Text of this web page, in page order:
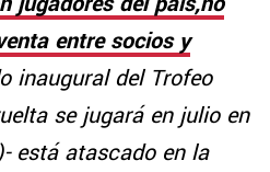
entre socios y
inaugural del Trofeo
se jugará en julio en
está atascado en la